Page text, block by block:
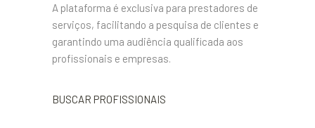
A plataforma é exclusiva para prestadores de
serviços, facilitando a pesquisa de clientes e
garantindo uma audiência qualificada aos
profissionais e empresas.
BUSCAR PROFISSIONAIS